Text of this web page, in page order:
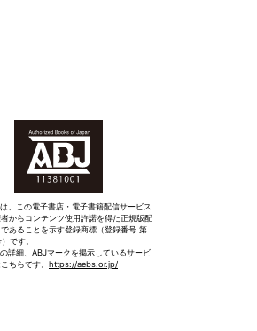
、この電子書店・電子書籍配信サービス
からコンテンツ使用許諾を得た正規版配
あることを示す登録商標（登録番号 第
です。
詳細、ABJマークを掲示しているサービ
ちらです。 https://aebs.or.jp/